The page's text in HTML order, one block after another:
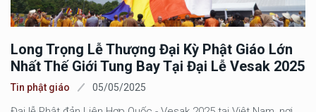
Long Trọng Lễ Thượng Đại Kỳ Phật Giáo Lớn
Nhất Thế Giới Tung Bay Tại Đại Lễ Vesak 2025
Tin phật giáo 05/05/2025